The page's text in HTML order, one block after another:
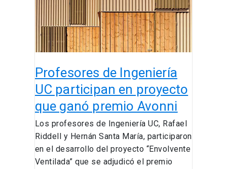
Profesores de Ingeniería
UC participan en proyecto
que ganó premio Avonni
Los profesores de Ingeniería UC, Rafael
Riddell y Hernán Santa María, participaron
en el desarrollo del proyecto “Envolvente
Ventilada” que se adjudicó el premio
en
proyecto
que
ganó
Avonni